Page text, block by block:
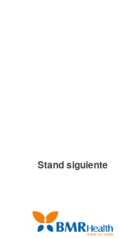
Stand siguiente